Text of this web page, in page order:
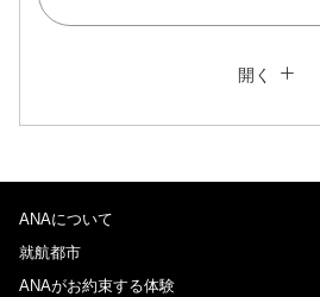
運賃タイプ指定なし
往路出発日および時間帯
日付を選択
開く
ANAについて
就航都市
ANAがお約束する体験